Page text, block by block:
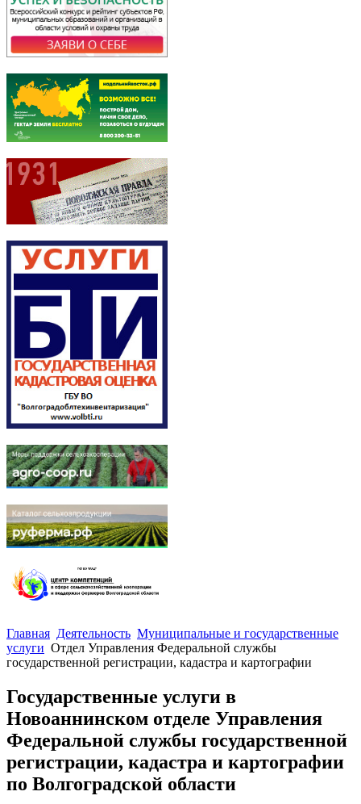
Главная Деятельность Муниципальные и государственные
услуги Отдел Управления Федеральной службы
государственной регистрации, кадастра и картографии
Государственные услуги в
Новоаннинском отделе Управления
Федеральной службы государственной
регистрации, кадастра и картографии
по Волгоградской области